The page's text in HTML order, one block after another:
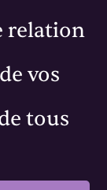
relation
vos
tous